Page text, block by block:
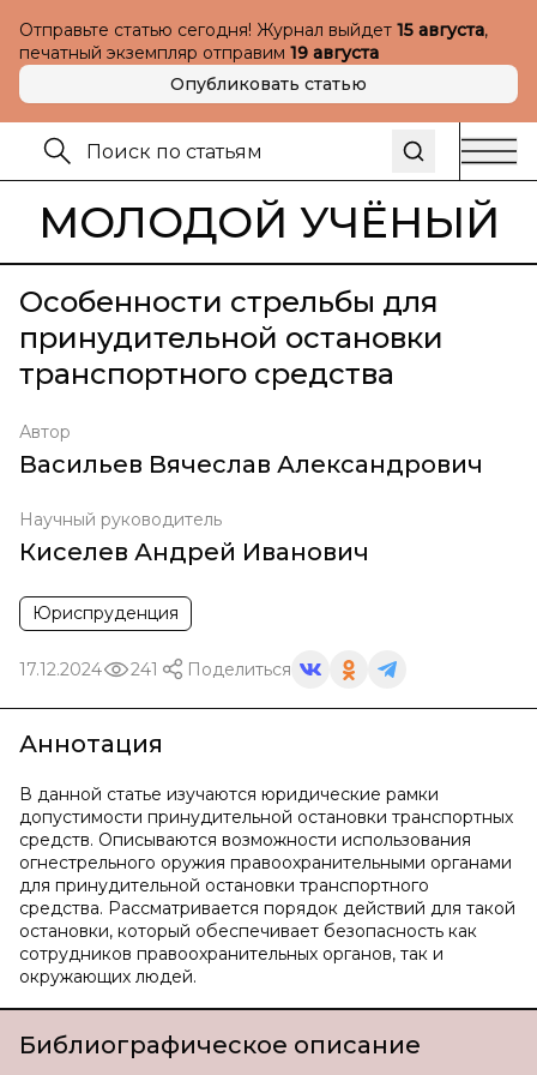
Отправьте статью сегодня! Журнал выйдет 15 августа,
печатный экземпляр отправим 19 августа
Опубликовать статью
МОЛОДОЙ УЧЁНЫЙ
Особенности стрельбы для
принудительной остановки
транспортного средства
Автор
Васильев Вячеслав Александрович
Научный руководитель
Киселев Андрей Иванович
Юриспруденция
17.12.2024 241 Поделиться
Аннотация
В данной статье изучаются юридические рамки
допустимости принудительной остановки транспортных
средств. Описываются возможности использования
огнестрельного оружия правоохранительными органами
для принудительной остановки транспортного
средства. Рассматривается порядок действий для такой
остановки, который обеспечивает безопасность как
сотрудников правоохранительных органов, так и
окружающих людей.
Библиографическое описание